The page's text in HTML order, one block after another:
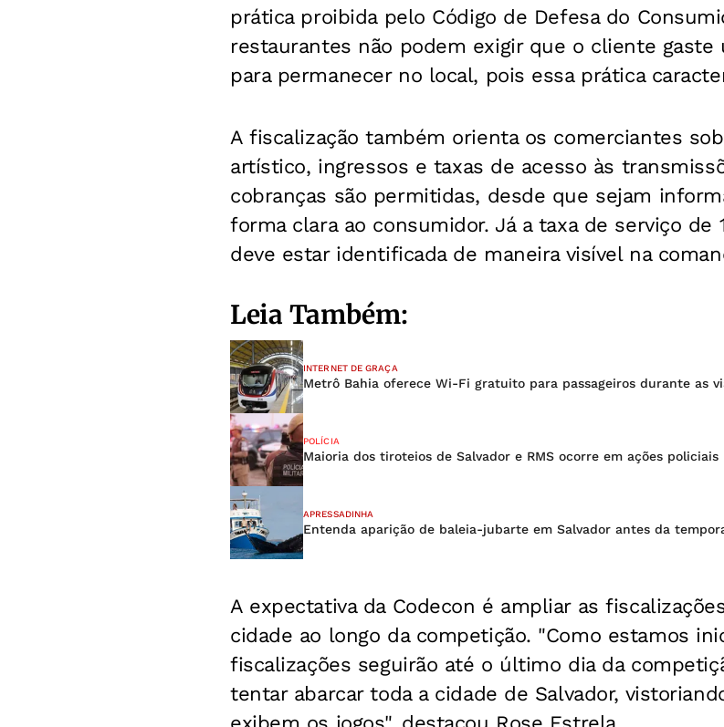
prática proibida pelo Código de Defesa do
restaurantes não podem exigir que o cliente gaste
para permanecer no local, pois essa prática
A fiscalização também orienta os comerciantes
artístico, ingressos e taxas de acesso às
cobranças são permitidas, desde que sejam
forma clara ao consumidor. Já a taxa de serviço de
deve estar identificada de maneira visível na
Leia Também:
INTERNET DE GRAÇA
Metrô Bahia oferece Wi-Fi gratuito para passageiros durante as
POLÍCIA
Maioria dos tiroteios de Salvador e RMS ocorre em ações policiais
APRESSADINHA
Entenda aparição de baleia-jubarte em Salvador antes da
A expectativa da Codecon é ampliar as
cidade ao longo da competição. "Como estamos
fiscalizações seguirão até o último dia da
tentar abarcar toda a cidade de Salvador,